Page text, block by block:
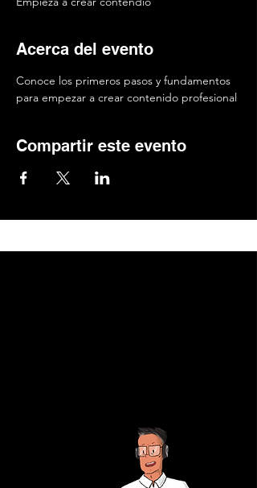
Acerca del evento
Conoce los primeros pasos y fundamentos
para empezar a crear contenido profesional
Compartir este evento